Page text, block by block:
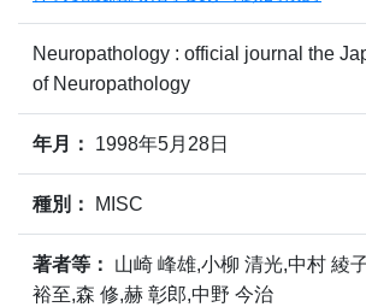
Neuropathology : official journal the
of Neuropathology
年月： 1998年5月28日
種別： MISC
著者等：
山崎 峰雄,小柳 清光,中村 綾
裕至,森 修,赫 彰郎,中野 今治